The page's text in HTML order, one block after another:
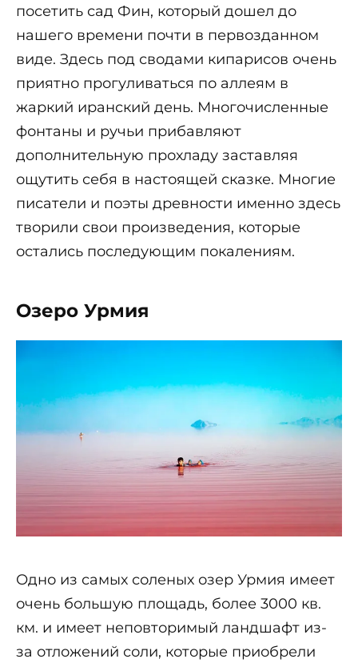
посетить сад Фин, который дошел до
нашего времени почти в первозданном
виде. Здесь под сводами кипарисов очень
приятно прогуливаться по аллеям в
жаркий иранский день. Многочисленные
фонтаны и ручьи прибавляют
дополнительную прохладу заставляя
ощутить себя в настоящей сказке. Многие
писатели и поэты древности именно здесь
творили свои произведения, которые
остались последующим покалениям.
Озеро Урмия
Одно из самых соленых озер Урмия имеет
очень большую площадь, более 3000 кв.
км. и имеет неповторимый ландшафт из-
за отложений соли, которые приобрели